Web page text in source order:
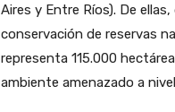
Aires y Entre Ríos). De
conservación de reservas
representa 115.000
ambiente amenazado a